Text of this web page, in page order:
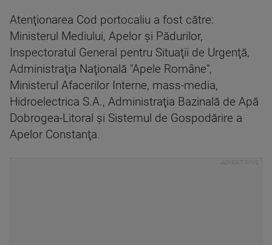
Atenţionarea Cod portocaliu a fost către:
Ministerul Mediului, Apelor şi Pădurilor,
Inspectoratul General pentru Situaţii de Urgenţă,
Administraţia Naţională "Apele Române",
Ministerul Afacerilor Interne, mass-media,
Hidroelectrica S.A., Administraţia Bazinală de Apă
Dobrogea-Litoral şi Sistemul de Gospodărire a
Apelor Constanţa.